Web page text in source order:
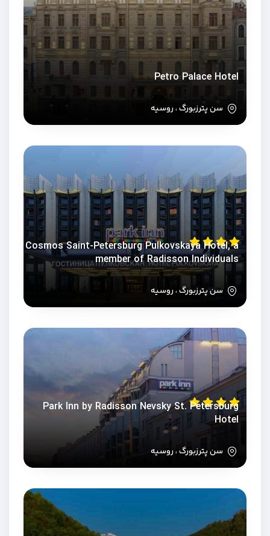
Petro Palace Hotel
سن پترزبورگ ، روسیه
Cosmos Saint-Petersburg Pulkovskaya Hotel, a
member of Radisson Individuals
سن پترزبورگ ، روسیه
Park Inn by Radisson Nevsky St. Petersburg
Hotel
سن پترزبورگ ، روسیه